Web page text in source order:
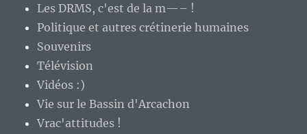
Les DRMS, c'est de la m—– !
Politique et autres crétinerie humaines
Souvenirs
Télévision
Vidéos :)
Vie sur le Bassin d'Arcachon
Vrac'attitudes !